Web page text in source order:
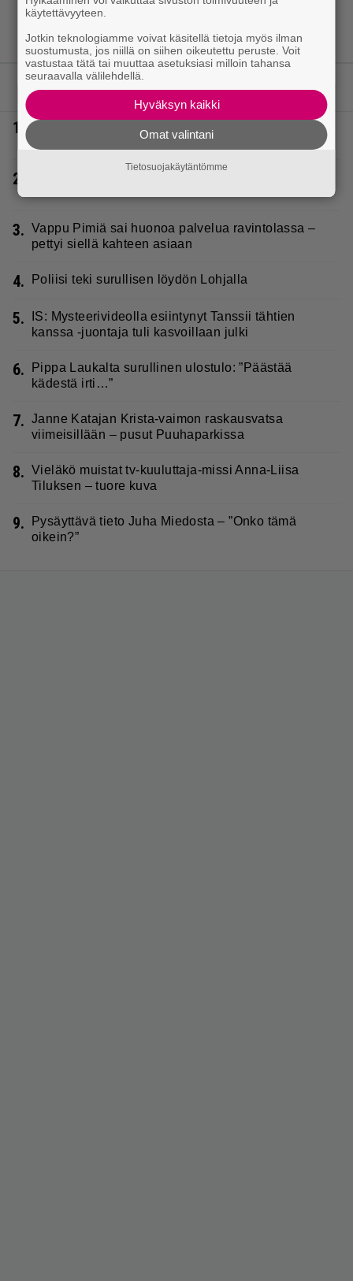
LUETUIMMAT JUTUT
1.
Eurojackpotissa poksahti 32,7 miljoonaa, ja tänne
Suomen isoin voitto meni
2.
3. Vappu Pimiä sai huonoa palvelua ravintolassa –
pettyi siellä kahteen asiaan
4. Poliisi teki surullisen löydön Lohjalla
5.
IS: Mysteerivideolla esiintynyt Tanssii tähtien
kanssa -juontaja tuli kasvoillaan julki
6.
Pippa Laukalta surullinen ulostulo: ”Päästää
kädestä irti…”
7. Janne Katajan Krista-vaimon raskausvatsa
viimeisillään – pusut Puuhaparkissa
8. Vieläkö muistat tv-kuuluttaja-missi Anna-Liisa
Tiluksen – tuore kuva
9.
Pysäyttävä tieto Juha Miedosta – ”Onko tämä
oikein?”
käytettävyyteen.
Jotkin teknologiamme voivat käsitellä tietoja myös ilman
suostumusta, jos niillä on siihen oikeutettu peruste. Voit
vastustaa tätä tai muuttaa asetuksiasi milloin tahansa
seuraavalla välilehdellä.
Hyväksyn kaikki
Omat valintani
Tietosuojakäytäntömme